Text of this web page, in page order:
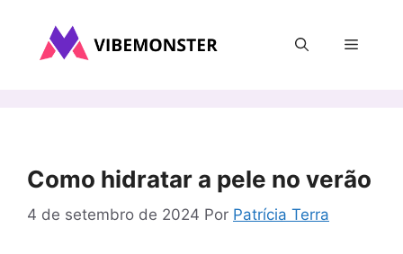
Menu
Como hidratar a pele no verão
4 de setembro de 2024 Por Patrícia Terra